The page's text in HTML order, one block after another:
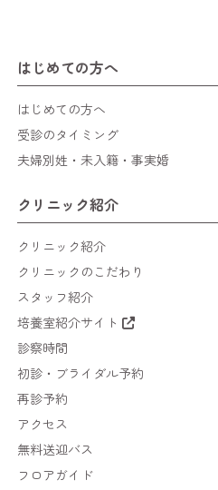
はじめての方へ
はじめての方へ
受診のタイミング
夫婦別姓・未入籍・事実婚
クリニック紹介
クリニック紹介
クリニックのこだわり
スタッフ紹介
培養室紹介サイト
診察時間
初診・ブライダル予約
再診予約
アクセス
無料送迎バス
フロアガイド